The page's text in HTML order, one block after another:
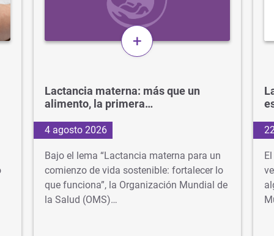
+
Lactancia materna: más que un
alimento, la primera…
4 agosto 2026
Bajo el lema “Lactancia materna para un
comienzo de vida sostenible: fortalecer lo
que funciona”, la Organización Mundial de
la Salud (OMS)…